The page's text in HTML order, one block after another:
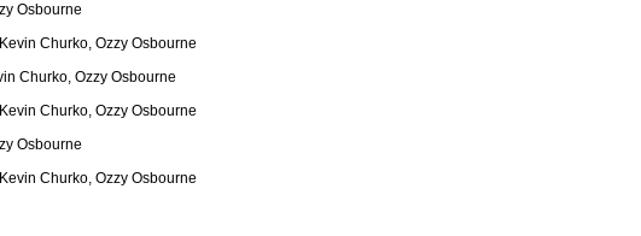
Osbourne
Churko, Ozzy Osbourne
Churko, Ozzy Osbourne
Churko, Ozzy Osbourne
Osbourne
Churko, Ozzy Osbourne